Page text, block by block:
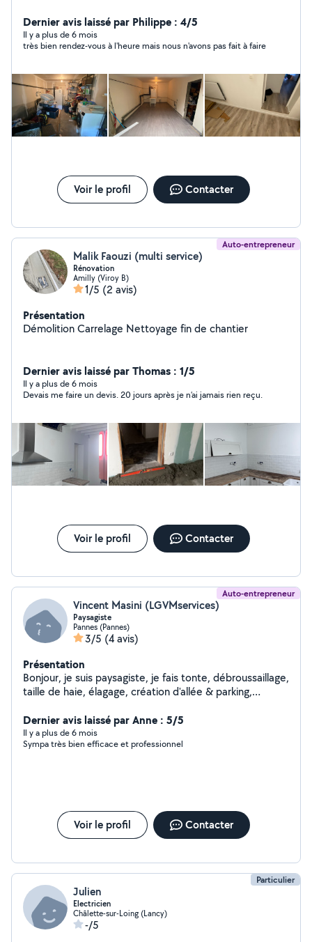
Dernier avis laissé par Philippe : 4/5
Il y a plus de 6 mois
très bien rendez-vous à l'heure mais nous n'avons pas fait à faire
Voir le profil Contacter
Auto-entrepreneur
Malik Faouzi (multi service)
Rénovation
Amilly (Viroy B)
1/5 (2 avis)
Présentation
Démolition Carrelage Nettoyage fin de chantier
Dernier avis laissé par Thomas : 1/5
Il y a plus de 6 mois
Devais me faire un devis. 20 jours après je n’ai jamais rien reçu.
Voir le profil Contacter
Auto-entrepreneur
Vincent Masini (LGVMservices)
Paysagiste
Pannes (Pannes)
3/5 (4 avis)
Présentation
Bonjour, je suis paysagiste, je fais tonte, débroussaillage,
taille de haie, élagage, création d'allée & parking,
bientôt
Dernier avis laissé par Anne : 5/5
Il y a plus de 6 mois
Sympa très bien efficace et professionnel
Voir le profil Contacter
Particulier
Julien
Electricien
Châlette-sur-Loing (Lancy)
-/5